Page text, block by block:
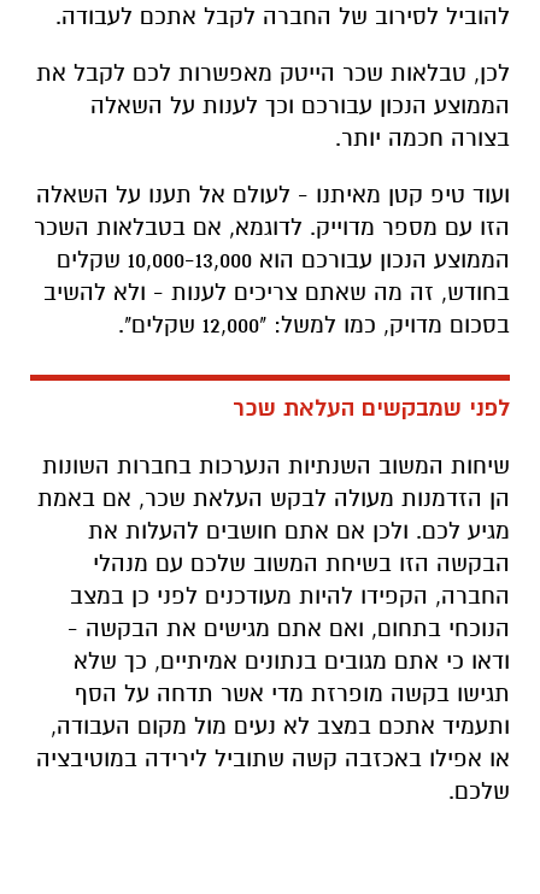
להוביל לסירוב של החברה לקבל אתכם לעבודה.
לכן, טבלאות שכר הייטק מאפשרות לכם לקבל את
הממוצע הנכון עבורכם וכך לענות על השאלה
בצורה חכמה יותר.
ועוד טיפ קטן מאיתנו - לעולם אל תענו על השאלה
הזו עם מספר מדוייק. לדוגמא, אם בטבלאות השכר
הממוצע הנכון עבורכם הוא 10,000-13,000 שקלים
בחודש, זה מה שאתם צריכים לענות - ולא להשיב
בסכום מדויק, כמו למשל: "12,000 שקלים".
לפני שמבקשים העלאת שכר
שיחות המשוב השנתיות הנערכות בחברות השונות
הן הזדמנות מעולה לבקש העלאת שכר, אם באמת
מגיע לכם. ולכן אם אתם חושבים להעלות את
הבקשה הזו בשיחת המשוב שלכם עם מנהלי
החברה, הקפידו להיות מעודכנים לפני כן במצב
הנוכחי בתחום, ואם אתם מגישים את הבקשה -
ודאו כי אתם מגובים בנתונים אמיתיים, כך שלא
תגישו בקשה מופרזת מדי אשר תדחה על הסף
ותעמיד אתכם במצב לא נעים מול מקום העבודה,
או אפילו באכזבה קשה שתוביל לירידה במוטיבציה
שלכם.